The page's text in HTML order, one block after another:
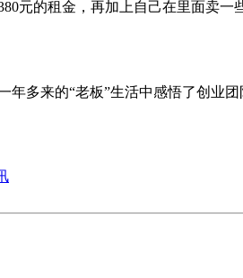
元的租金，再加上自己在里面卖一
多来的“老板”生活中感悟了创业